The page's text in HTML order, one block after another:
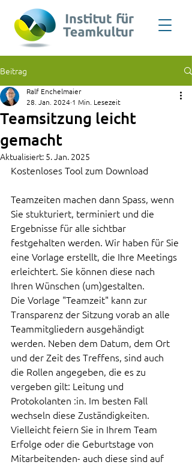
Beitrag
Teamsitzung leicht
gemacht
Ralf Enchelmaier
28. Jan. 2024 1 Min. Lesezeit
Aktualisiert: 5. Jan. 2025
Kostenloses Tool zum Download
Teamzeiten machen dann Spass, wenn
Sie stukturiert, terminiert und die
Ergebnisse für alle sichtbar
festgehalten werden. Wir haben für Sie
eine Vorlage erstellt, die Ihre Meetings
erleichtert. Sie können diese nach
Ihren Wünschen (um)gestalten.
Die Vorlage "Teamzeit" kann zur
Transparenz der Sitzung vorab an alle
Teammitgliedern ausgehändigt
werden. Neben dem Datum, dem Ort
und der Zeit des Treffens, sind auch
die Rollen angegeben, die es zu
vergeben gilt: Leitung und
Protokolanten :in. Im besten Fall
wechseln diese Zuständigkeiten.
Vielleicht feiern Sie in Ihrem Team
Erfolge oder die Geburtstage von
Mitarbeitenden- auch diese sind auf